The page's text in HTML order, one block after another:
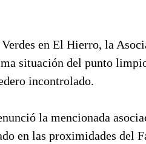
en El Hierro, la
situación del punto
incontrolado.
la mencionada
en las proximidades del